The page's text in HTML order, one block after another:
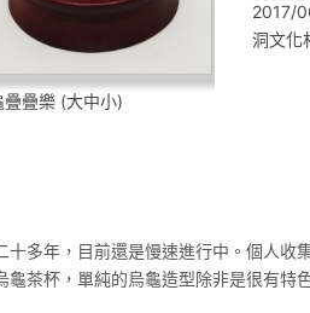
疊疊樂 (大中小)
2017/
洞文化
十多年，目前還是慢速進行中。個人收
龜茶杯，單純的烏龜造型除非是很有特